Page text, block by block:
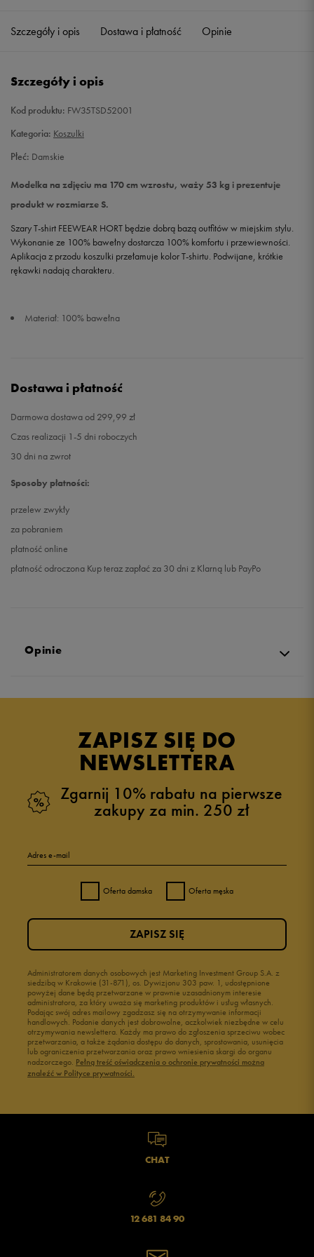
M Powiadom o dostępności
Szczegóły i opis Dostawa i płatność Opinie
Szczegóły i opis
Kod produktu: FW35TSD52001
Kategoria: Koszulki
Płeć: Damskie
Modelka na zdjęciu ma 170 cm wzrostu, waży 53 kg i prezentuje
produkt w rozmiarze S.
Szary T-shirt FEEWEAR HORT będzie dobrą bazą outfitów w miejskim stylu.
Wykonanie ze 100% bawełny dostarcza 100% komfortu i przewiewności.
Aplikacja z przodu koszulki przełamuje kolor T-shirtu. Podwijane, krótkie
rękawki nadają charakteru.
Materiał: 100% bawełna
Dostawa i płatność
Darmowa dostawa od 299,99 zł
Czas realizacji 1-5 dni roboczych
30 dni na zwrot
Sposoby płatności:
przelew zwykły
za pobraniem
płatność online
płatność odroczona Kup teraz zapłać za 30 dni z Klarną lub PayPo
Opinie
ZAPISZ SIĘ DO
NEWSLETTERA
Zgarnij 10% rabatu na pierwsze
zakupy za min. 250 zł
Adres e-mail
Oferta damska Oferta męska
Administratorem danych osobowych jest Marketing Investment Group S.A. z
siedzibą w Krakowie (31-871), os. Dywizjonu 303 paw. 1, udostępnione
powyżej dane będą przetwarzane w prawnie uzasadnionym interesie
administratora, za który uważa się marketing produktów i usług własnych.
Podając swój adres mailowy zgadzasz się na otrzymywanie informacji
handlowych. Podanie danych jest dobrowolne, aczkolwiek niezbędne w celu
otrzymywania newslettera. Każdy ma prawo do zgłoszenia sprzeciwu wobec
przetwarzania, a także żądania dostępu do danych, sprostowania, usunięcia
lub ograniczenia przetwarzania oraz prawo wniesienia skargi do organu
nadzorczego. Pełną treść oświadczenia o ochronie prywatności można
znaleźć w Polityce prywatności.
ZAPISZ SIĘ
CHAT
12 681 84 90